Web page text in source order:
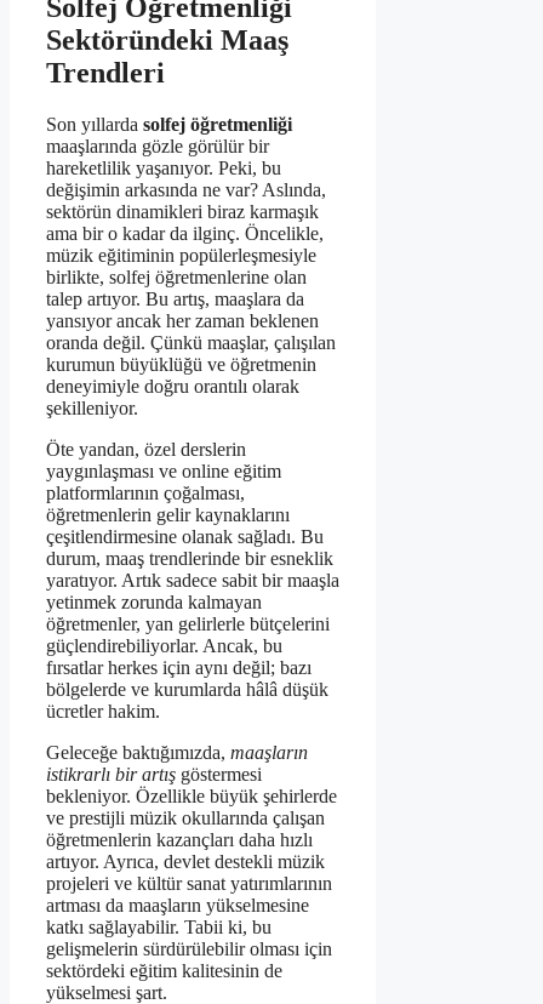
Solfej Öğretmenliği
Sektöründeki Maaş
Trendleri
Son yıllarda solfej öğretmenliği
maaşlarında gözle görülür bir
hareketlilik yaşanıyor. Peki, bu
değişimin arkasında ne var? Aslında,
sektörün dinamikleri biraz karmaşık
ama bir o kadar da ilginç. Öncelikle,
müzik eğitiminin popülerleşmesiyle
birlikte, solfej öğretmenlerine olan
talep artıyor. Bu artış, maaşlara da
yansıyor ancak her zaman beklenen
oranda değil. Çünkü maaşlar, çalışılan
kurumun büyüklüğü ve öğretmenin
deneyimiyle doğru orantılı olarak
şekilleniyor.
Öte yandan, özel derslerin
yaygınlaşması ve online eğitim
platformlarının çoğalması,
öğretmenlerin gelir kaynaklarını
çeşitlendirmesine olanak sağladı. Bu
durum, maaş trendlerinde bir esneklik
yaratıyor. Artık sadece sabit bir maaşla
yetinmek zorunda kalmayan
öğretmenler, yan gelirlerle bütçelerini
güçlendirebiliyorlar. Ancak, bu
fırsatlar herkes için aynı değil; bazı
bölgelerde ve kurumlarda hâlâ düşük
ücretler hakim.
Geleceğe baktığımızda, maaşların
istikrarlı bir artış göstermesi
bekleniyor. Özellikle büyük şehirlerde
ve prestijli müzik okullarında çalışan
öğretmenlerin kazançları daha hızlı
artıyor. Ayrıca, devlet destekli müzik
projeleri ve kültür sanat yatırımlarının
artması da maaşların yükselmesine
katkı sağlayabilir. Tabii ki, bu
gelişmelerin sürdürülebilir olması için
sektördeki eğitim kalitesinin de
yükselmesi şart.